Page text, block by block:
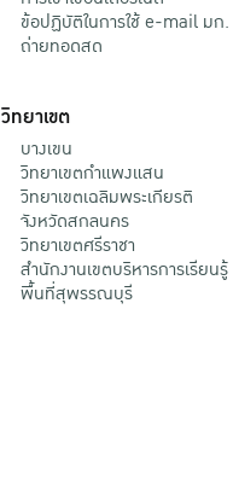
ข้อปฏิบัติในการใช้ e-mail มก.
ถ่ายทอดสด
วิทยาเขต
บางเขน
วิทยาเขตกําแพงแสน
วิทยาเขตเฉลิมพระเกียรติ
จังหวัดสกลนคร
วิทยาเขตศรีราชา
สำนักงานเขตบริหารการเรียนรู้
พื้นที่สุพรรณบุรี